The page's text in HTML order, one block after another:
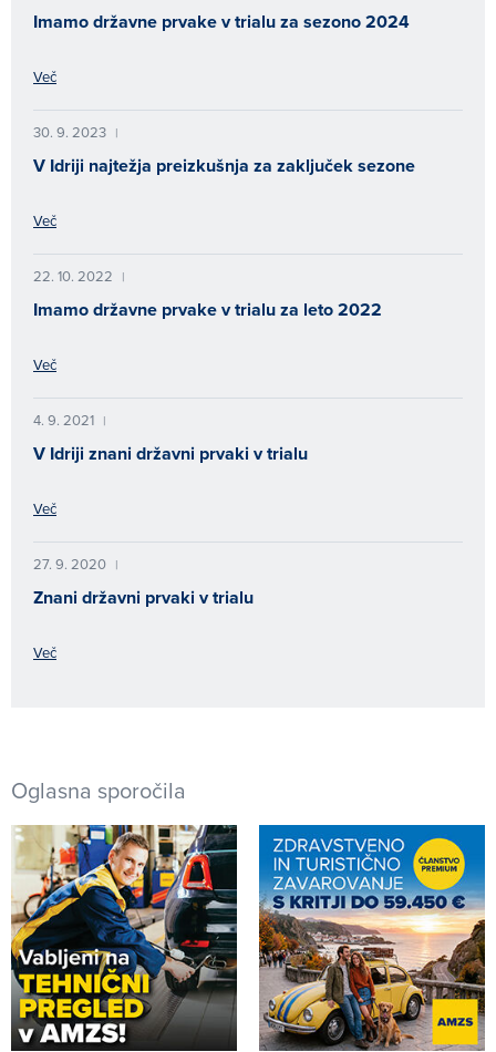
Imamo državne prvake v trialu za sezono 2024
Več
30. 9. 2023 |
V Idriji najtežja preizkušnja za zaključek sezone
Več
22. 10. 2022 |
Imamo državne prvake v trialu za leto 2022
Več
4. 9. 2021 |
V Idriji znani državni prvaki v trialu
Več
27. 9. 2020 |
Znani državni prvaki v trialu
Več
Oglasna sporočila